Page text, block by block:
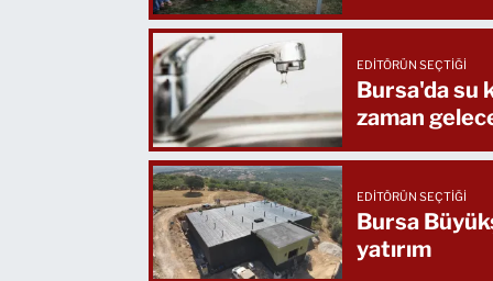
EDITÖRÜN SEÇTIĞI
Bursa'da su
zaman
EDITÖRÜN SEÇTIĞI
Bursa
yatırım